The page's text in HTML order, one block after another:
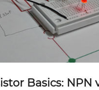
Basics: NPN